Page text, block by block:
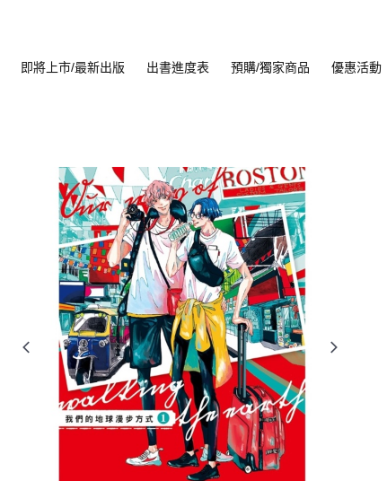
即將上市/最新出版 出書進度表 預購/獨家商品 優惠活動